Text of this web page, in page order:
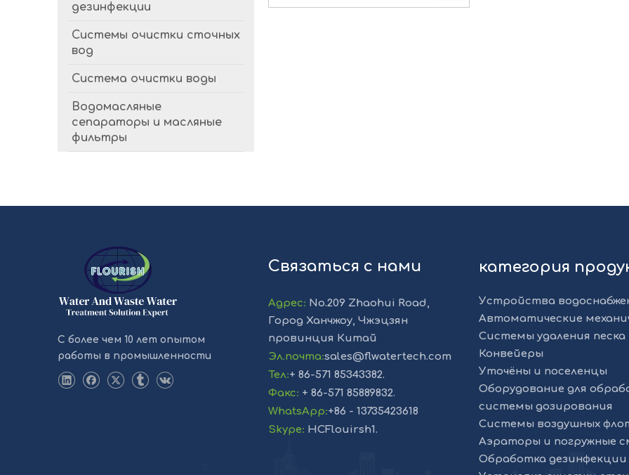
дезинфекции
Системы очистки сточных
вод
Система очистки воды
Водомасляные
сепараторы и масляные
фильтры
С более чем 10 лет опытом
работы в промышленности
Связаться с нами
Адрес: No.209 Zhaohui Road,
Город Ханчжоу, Чжэцзян
провинция Китай
Эл.почта:sales@flwatertech.com
Тел:+ 86-571 85343382.
Факс: + 86-571 85889832.
WhatsApp:+86 - 13735423618
Skype: HCFlouirsh1.
категория
Устройства
Автоматические
Системы удаления песка
Конвейеры
Уточёны и поселенцы
Оборудование для
системы дозирования
Системы воздушных
Аэраторы и погружные
Обработка дезинфекции